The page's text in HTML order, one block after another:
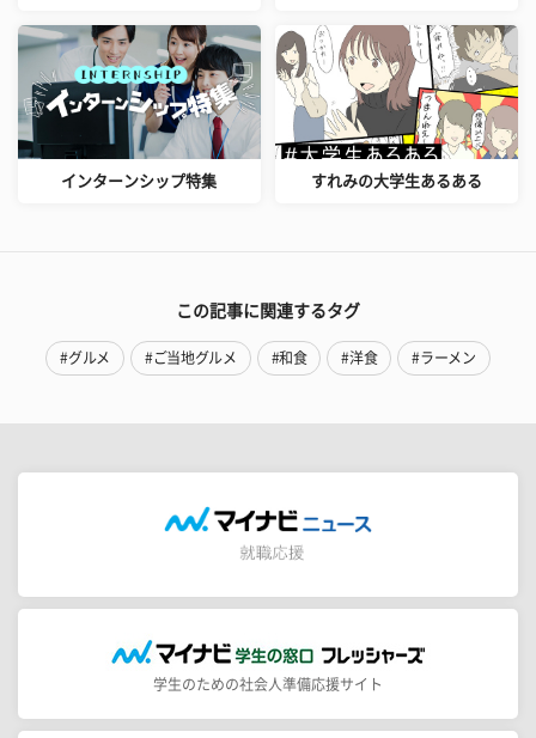
インターンシップ特集 すれみの大学生あるある
この記事に関連するタグ
#グルメ #ご当地グルメ #和食 #洋食 #ラーメン
学生のための社会人準備応援サイト